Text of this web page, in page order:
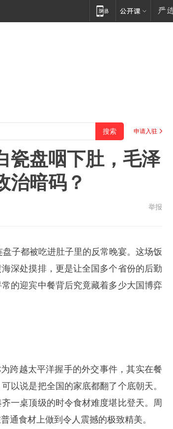
申请入驻
瓷盘咽下肚，毛泽
治暗码？
举报
子都被吃进肚子里的反常晚宴。这场饭
深处摸排，更是让全国多个省份的后勤
的迎宾中餐背后究竟藏着多少大国博弈
跨越太平洋握手的外交事件，其实在餐
以说是把全国的家底都翻了个底朝天。
一桌顶级的时令食材难度堪比登天。周
通食材上做到令人震撼的极致精美。